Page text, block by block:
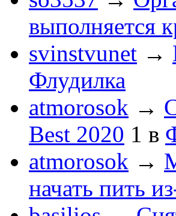
выполняется
svinstvunet →
Флудилка
atmorosok →
Best 2020 1 в
atmorosok →
начать пить